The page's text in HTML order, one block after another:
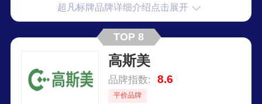
ISO14001环境管理体系认证、T28001健康安全管
理体系、五星售后服务体系等，2015年当选第一届
江苏省标识行业协会会长单位。先后荣获中国一级
广告企业（设计制作类）证明商标、2020年高成长
企业、绿色工厂、江苏省五星级数字企业等多项荣
誉。2
超凡标牌品牌详细介绍点击展开
TOP 8
高斯美
品牌指数: 8.6
平价品牌